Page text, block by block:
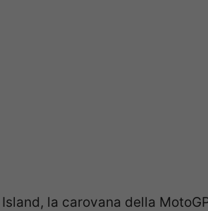
la carovana della